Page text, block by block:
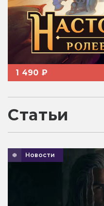
1 490 ₽
Статьи
Новости